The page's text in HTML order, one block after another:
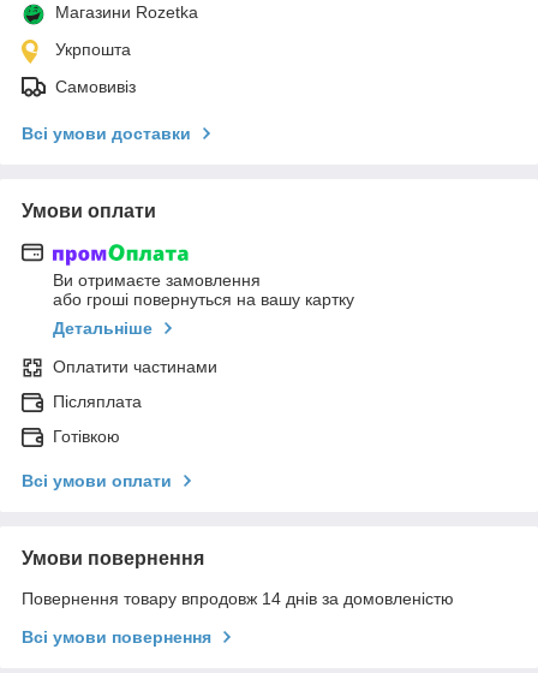
Магазини Rozetka
Укрпошта
Самовивіз
Всі умови доставки
Умови оплати
Ви отримаєте замовлення
або гроші повернуться на вашу картку
Детальніше
Оплатити частинами
Післяплата
Готівкою
Всі умови оплати
Умови повернення
Повернення товару впродовж 14 днів за домовленістю
Всі умови повернення